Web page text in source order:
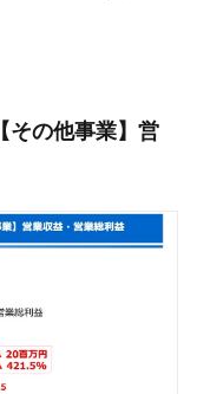
その他事業】営